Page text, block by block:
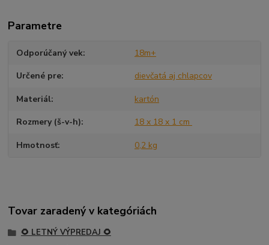
Parametre
Odporúčaný vek 18m+
Určené pre dievčatá aj chlapcov
Materiál kartón
Rozmery (š-v-h) 18 x 18 x 1 cm
Hmotnosť 0,2 kg
Tovar zaradený v kategóriách
🌻 LETNÝ VÝPREDAJ 🌻